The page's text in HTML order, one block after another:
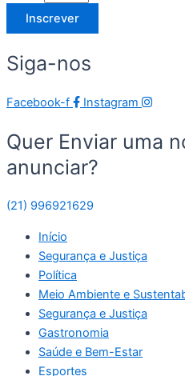
Inscrever
Siga-nos
Facebook-f Instagram
Quer Enviar uma
anunciar?
(21) 996921629
Início
Segurança e Justiça
Política
Meio Ambiente e
Segurança e Justiça
Gastronomia
Saúde e Bem-Estar
Esportes